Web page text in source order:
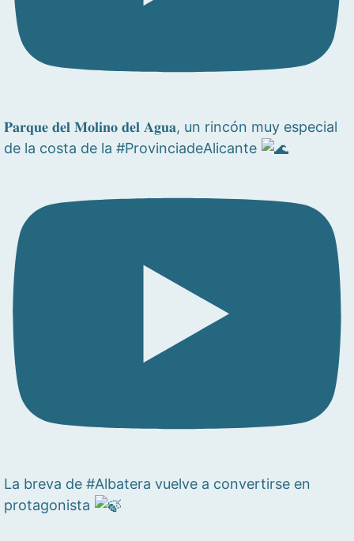
𝐏𝐚𝐫𝐪𝐮𝐞 𝐝𝐞𝐥 𝐌𝐨𝐥𝐢𝐧𝐨 𝐝𝐞𝐥 𝐀𝐠𝐮𝐚, un rincón muy especial
de la costa de la #ProvinciadeAlicante
La breva de #Albatera vuelve a convertirse en
protagonista